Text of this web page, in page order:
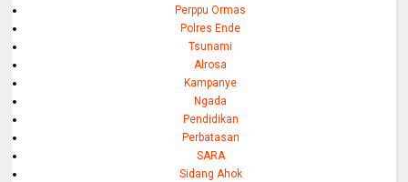
Perppu Ormas
Polres Ende
Tsunami
Alrosa
Kampanye
Ngada
Pendidikan
Perbatasan
SARA
Sidang Ahok